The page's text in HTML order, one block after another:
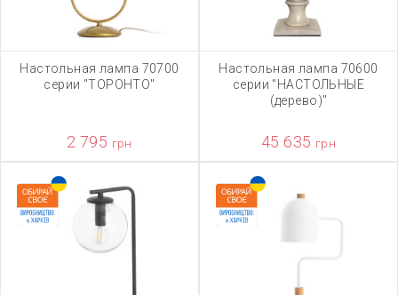
Настольная лампа 70700
серии "ТОРОНТО"
2 795 грн
Настольная лампа 70600
серии "НАСТОЛЬНЫЕ
(дерево)"
45 635 грн